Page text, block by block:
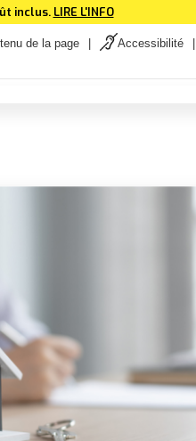
inclus. LIRE L'INFO
de la page Accessibilité